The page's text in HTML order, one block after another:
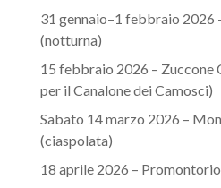
31 gennaio–1 febbraio 2026
(notturna)
15 febbraio 2026 – Zuccone
per il Canalone dei Camosci)
Sabato 14 marzo 2026 –
(ciaspolata)
18 aprile 2026 –